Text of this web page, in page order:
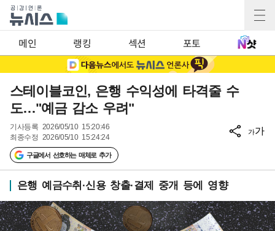
메인 랭킹 섹션 포토
스테이블코인, 은행 수익성에 타격줄 수
도…"예금 감소 우려"
기사등록 2026/05/10 15:20:46
최종수정 2026/05/10 15:24:24
구글에서 선호하는 매체로 추가
가가
은행 예금수취·신용 창출·결제 중개 등에 영향